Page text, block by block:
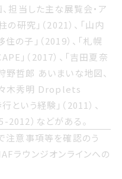
担当した主な展覧会・ア
研究」（2021）、「山内
の子」（2019）、「札幌
」（2017）、「吉田夏奈
野哲郎 あいまいな地図、
々木秀明 Droplets
という経験」（2011）、
2012）などがある。
注意事項等を確認のう
ラウンジオンラインへの